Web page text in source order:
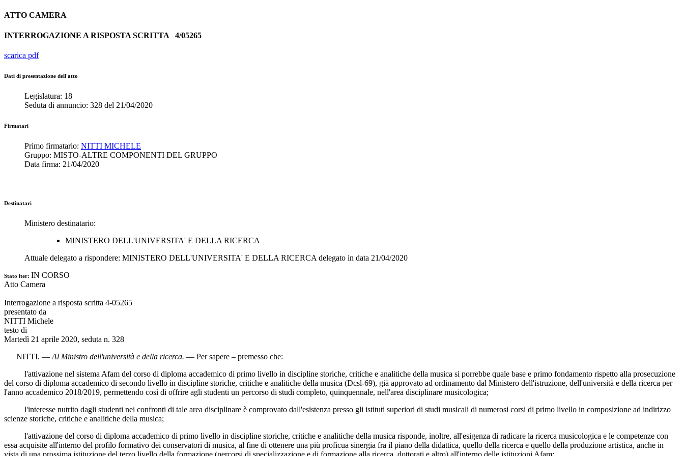
ATTO CAMERA
INTERROGAZIONE A RISPOSTA SCRITTA 4/05265
scarica pdf
Dati di presentazione dell'atto
Legislatura: 18
Seduta di annuncio: 328 del 21/04/2020
Firmatari
Primo firmatario: NITTI MICHELE
Gruppo: MISTO-ALTRE COMPONENTI DEL GRUPPO
Data firma: 21/04/2020
Destinatari
Ministero destinatario:
MINISTERO DELL'UNIVERSITA' E DELLA RICERCA
Attuale delegato a rispondere: MINISTERO DELL'UNIVERSITA' E DELLA RICERCA delegato in data 21/04/2020
Stato iter: IN CORSO
Atto Camera
Interrogazione a risposta scritta 4-05265
presentato da
NITTI Michele
testo di
Martedì 21 aprile 2020, seduta n. 328
NITTI. — Al Ministro dell'università e della ricerca. — Per sapere – premesso che:
l'attivazione nel sistema Afam del corso di diploma accademico di primo livello in discipline storiche, critiche e analitiche della musica si porrebbe quale base e primo fondamento rispetto alla prosecuzione
del corso di diploma accademico di secondo livello in discipline storiche, critiche e analitiche della musica (Dcsl-69), già approvato ad ordinamento dal Ministero dell'istruzione, dell'università e della ricerca per
l'anno accademico 2018/2019, permettendo così di offrire agli studenti un percorso di studi completo, quinquennale, nell'area disciplinare musicologica;
l'interesse nutrito dagli studenti nei confronti di tale area disciplinare è comprovato dall'esistenza presso gli istituti superiori di studi musicali di numerosi corsi di primo livello in composizione ad indirizzo
scienze storiche, critiche e analitiche della musica;
l'attivazione del corso di diploma accademico di primo livello in discipline storiche, critiche e analitiche della musica risponde, inoltre, all'esigenza di radicare la ricerca musicologica e le competenze con
essa acquisite all'interno del profilo formativo dei conservatori di musica, al fine di ottenere una più proficua sinergia fra il piano della didattica, quello della ricerca e quello della produzione artistica, anche in
vista di una prossima istituzione del terzo livello della formazione (percorsi di specializzazione e di formazione alla ricerca, dottorati e altro) all'interno delle istituzioni Afam;